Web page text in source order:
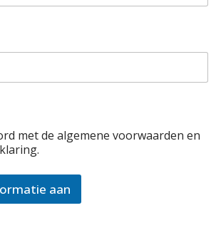
met de algemene voorwaarden en
aan